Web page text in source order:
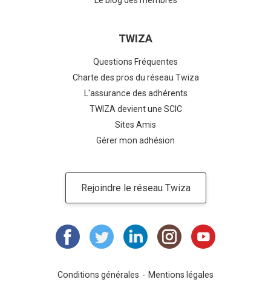
TWIZA
Questions Fréquentes
Charte des pros du réseau Twiza
L'assurance des adhérents
TWIZA devient une SCIC
Sites Amis
Gérer mon adhésion
Rejoindre le réseau Twiza
Conditions générales Mentions légales